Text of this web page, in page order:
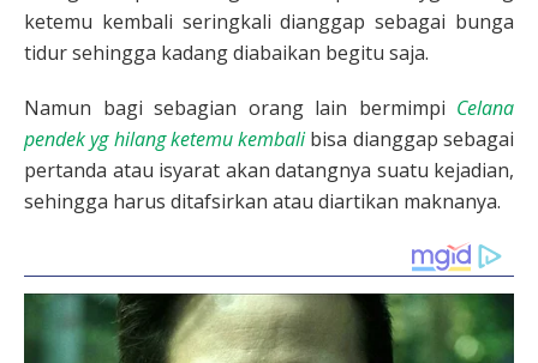
ketemu kembali seringkali dianggap sebagai bunga
tidur sehingga kadang diabaikan begitu saja.
Namun bagi sebagian orang lain bermimpi Celana
pendek yg hilang ketemu kembalibisa dianggap sebagai
pertanda atau isyarat akan datangnya suatu kejadian,
sehingga harus ditafsirkan atau diartikan maknanya.